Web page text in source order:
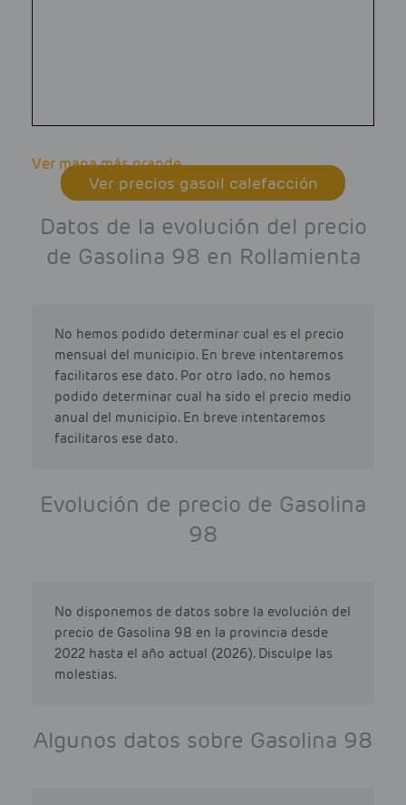
Ver mapa más grande
Ver precios gasoil calefacción
Datos de la evolución del precio
de Gasolina 98 en Rollamienta
No hemos podido determinar cual es el precio
mensual del municipio. En breve intentaremos
facilitaros ese dato. Por otro lado, no hemos
podido determinar cual ha sido el precio medio
anual del municipio. En breve intentaremos
facilitaros ese dato.
Evolución de precio de Gasolina
98
No disponemos de datos sobre la evolución del
precio de Gasolina 98 en la provincia desde
2022 hasta el año actual (2026). Disculpe las
molestias.
Algunos datos sobre Gasolina 98